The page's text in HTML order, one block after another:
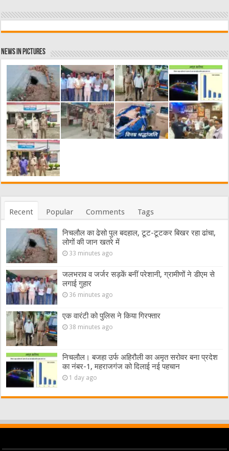
News in Pictures
Recent Popular Comments Tags
निचलौल का ढेसो पुल बदहाल, टूट-टूटकर बिखर रहा ढांचा,
लोगों की जान खतरे में
33 minutes ago
जलभराव व जर्जर सड़कें बनीं परेशानी, ग्रामीणों ने डीएम से
लगाई गुहार
36 minutes ago
एक वारंटी को पुलिस ने किया गिरफ्तार
38 minutes ago
निचलौल। बजहा उर्फ अहिरौली का अमृत सरोवर बना प्रदेश
का नंबर-1, महराजगंज को दिलाई नई पहचान
1 day ago